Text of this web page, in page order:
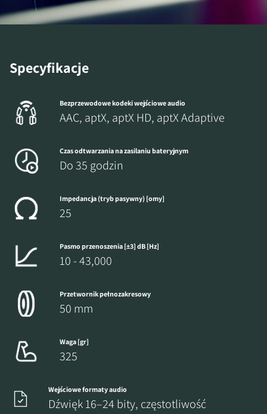
Specyfikacje
Bezprzewodowe kodeki wejściowe audio
AAC, aptX, aptX HD, aptX Adaptive
Czas odtwarzania na zasilaniu bateryjnym
Do 35 godzin
Impedancja (tryb pasywny) [omy]
25
Pasmo przenoszenia [±3] dB [Hz]
10 - 43,000
Przetwornik pełnozakresowy
50 mm
Waga [gr]
325
Wejściowe formaty audio
Dźwięk 16–24 bity, częstotliwość